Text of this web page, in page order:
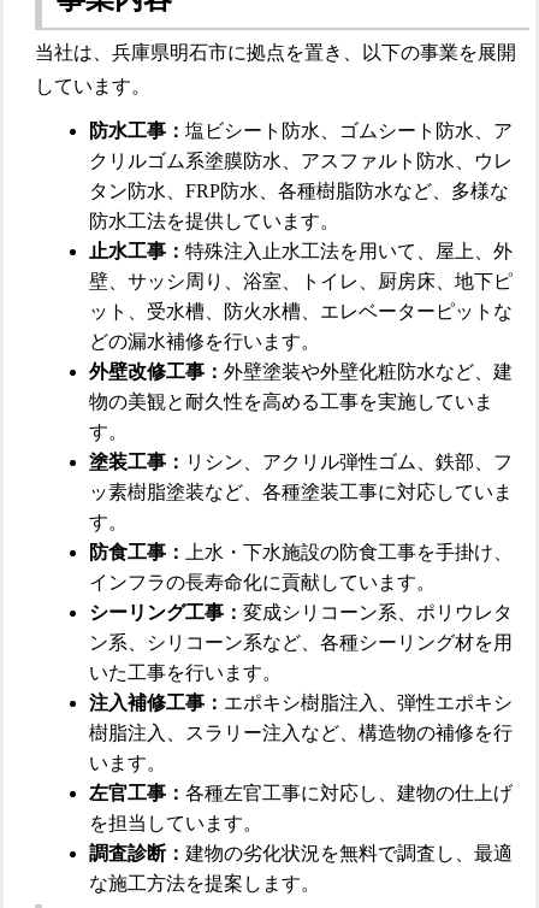
当社は、兵庫県明石市に拠点を置き、以下の事業を展開
しています。
防水工事：塩ビシート防水、ゴムシート防水、ア
クリルゴム系塗膜防水、アスファルト防水、ウレ
タン防水、FRP防水、各種樹脂防水など、多様な
防水工法を提供しています。
止水工事：特殊注入止水工法を用いて、屋上、外
壁、サッシ周り、浴室、トイレ、厨房床、地下ピ
ット、受水槽、防火水槽、エレベーターピットな
どの漏水補修を行います。
外壁改修工事：外壁塗装や外壁化粧防水など、建
物の美観と耐久性を高める工事を実施していま
す。
塗装工事： リシン、アクリル弾性ゴム、鉄部、フ
ッ素樹脂塗装など、各種塗装工事に対応していま
す。
防食工事：
上水・下水施設の防食工事を手掛け、
インフラの長寿命化に貢献しています。
シーリング工事：変成シリコーン系、ポリウレタ
ン系、シリコーン系など、各種シーリング材を用
いた工事を行います。
注入補修工事： エポキシ樹脂注入、弾性エポキシ
樹脂注入、スラリー注入など、構造物の補修を行
います。
左官工事：各種左官工事に対応し、建物の仕上げ
を担当しています。
調査診断：建物の劣化状況を無料で調査し、最適
な施工方法を提案します。